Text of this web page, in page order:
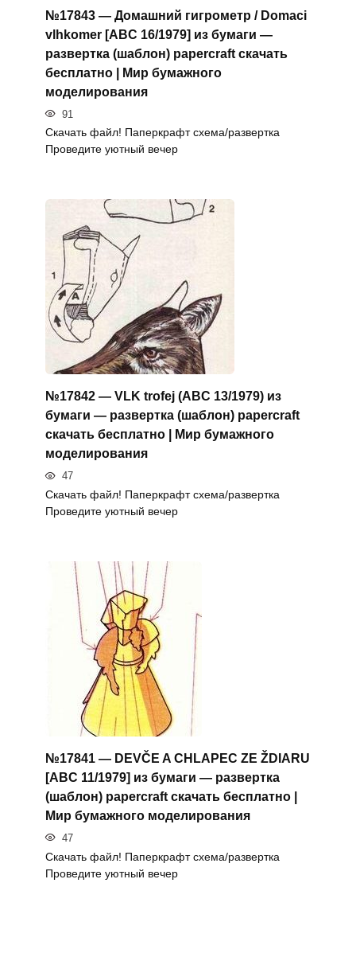
№17843 — Домашний гигрометр / Domaci
vlhkomer [ABC 16/1979] из бумаги —
развертка (шаблон) papercraft скачать
бесплатно | Мир бумажного
моделирования
91
Скачать файл! Паперкрафт схема/развертка
Проведите уютный вечер
№17842 — VLK trofej (ABC 13/1979) из
бумаги — развертка (шаблон) papercraft
скачать бесплатно | Мир бумажного
моделирования
47
Скачать файл! Паперкрафт схема/развертка
Проведите уютный вечер
№17841 — DEVČE A CHLAPEC ZE ŽDIARU
[ABC 11/1979] из бумаги — развертка
(шаблон) papercraft скачать бесплатно |
Мир бумажного моделирования
47
Скачать файл! Паперкрафт схема/развертка
Проведите уютный вечер